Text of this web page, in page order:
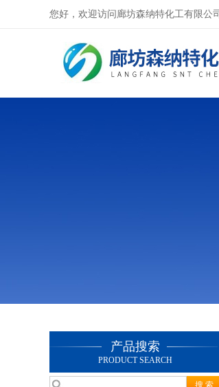
您好，欢迎访问廊坊森纳特化工有限公
产品搜索
PRODUCT SEARCH